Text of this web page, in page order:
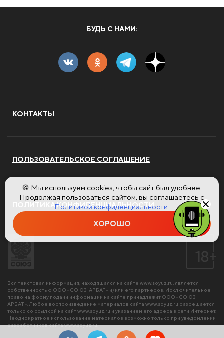
БУДЬ С НАМИ:
КОНТАКТЫ
ПОЛЬЗОВАТЕЛЬСКОЕ СОГЛАШЕНИЕ
ПОЛИТИКА КОНФИДЕНЦИАЛЬНОСТИ
Вся текстовая информация, находящаяся на сайте www.soyuz.ru, является
собственностью ООО «СОЮЗ-АРБАТ» и/или его партнеров. Исключительное
право на форму подачи информации на сайте принадлежит ООО «СОЮЗ-
АРБАТ». Любое воспроизведение материалов сайта www.soyuz.ru разрешается
только со ссылкой на сайтwww.soyuz.ru и указанием его адреса в сети Интернет.
Неоднократное использование материалов возможно только при уведомлении
разработчиков сайтаwww.soyuz.ru.
🍪 Мы используем cookies, чтобы сайт был удобнее.
Продолжая пользоваться сайтом, вы соглашаетесь с
Политикой конфиденциальности.
ХОРОШО